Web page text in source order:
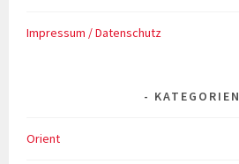
Impressum / Datenschutz
KATEGORIEN
Orient